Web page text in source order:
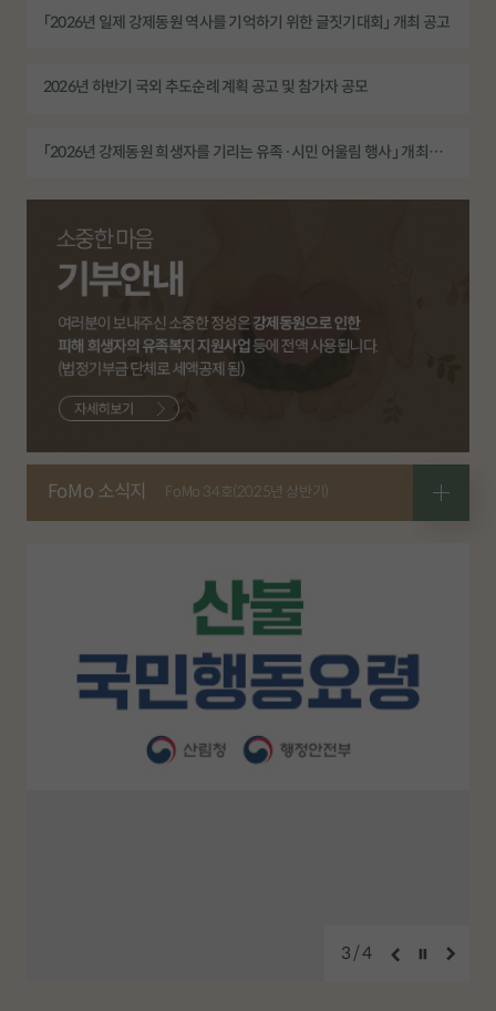
「2026년 일제 강제동원 역사를 기억하기 위한 글짓기대회」 개최 공고
2026년 하반기 국외 추도순례 계획 공고 및 참가자 공모
「2026년 강제동원 희생자를 기리는 유족·시민 어울림 행사」 개최
FoMo 소식지 FoMo 34호(2025년 상반기)
3 /4